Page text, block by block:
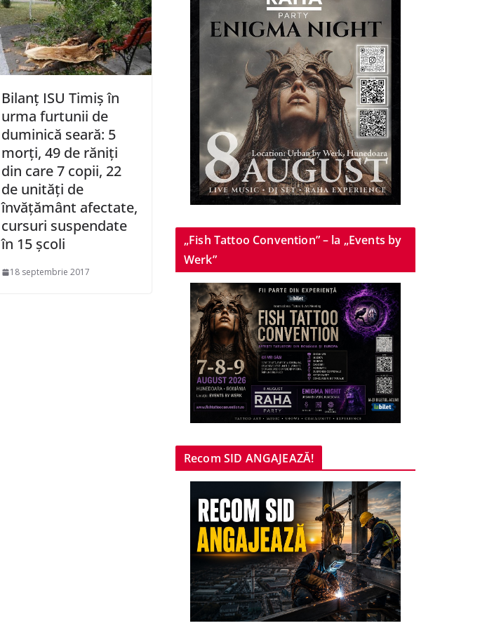
Bilanţ ISU Timiş în
urma furtunii de
duminică seară: 5
morţi, 49 de răniţi
din care 7 copii, 22
de unităţi de
învăţământ afectate,
cursuri suspendate
în 15 şcoli
18 septembrie 2017
„Fish Tattoo Convention” – la „Events by
Werk”
Recom SID ANGAJEAZĂ!